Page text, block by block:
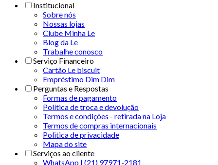
Institucional
Sobre nós
Nossas lojas
Clube Minha Le
Blog da Le
Trabalhe conosco
Serviço Financeiro
Cartão Le biscuit
Empréstimo Dim Dim
Perguntas e Respostas
Formas de pagamento
Política de troca e devolução
Termos e condições - retirada na Loja
Termos de compras internacionais
Politica de privacidade
Mapa do site
Serviços ao cliente
WhatsApp | (21) 97971-2181